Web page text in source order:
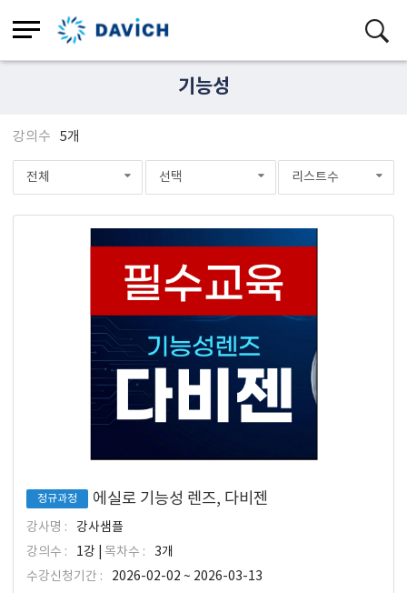
기능성
강의수 5개
전체 선택 리스트수
정규과정 에실로 기능성 렌즈, 다비젠
강사명 :
강사샘플
강의수 :
1강 | 목차수 :
3개
수강신청기간 :
2026-02-02 ~ 2026-03-13